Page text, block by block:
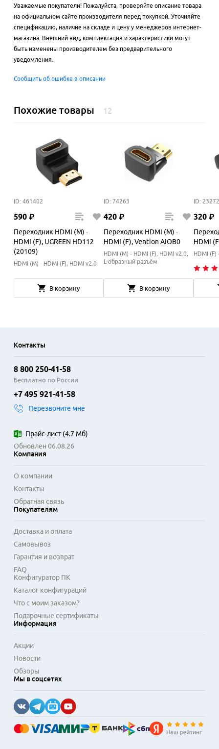
Уважаемые покупатели! Пожалуйста, проверяйте описание товара
на официальном сайте производителя перед покупкой. Уточняйте
спецификацию, наличие на складе и цену у менеджеров интернет-
магазина. Внешний вид, комплектация и характеристики могут
быть изменены производителем без предварительного
уведомления.
Сообщить об ошибке в описании
Похожие товары 12
ID: 461402
590 ₽
Переходник HDMI (M) -
HDMI (F), UGREEN HD112
(20109)
HDMI (M) - HDMI (F), HDMI v2.0
В корзину
ID: 74263
420 ₽
Переходник HDMI (M) -
HDMI (F), Vention AIOB0
HDMI (M) - HDMI (F), HDMI v2.0,
L-образный разъём
В корзину
ID:
320 ₽
HDMI
HDMI (F)
Контакты
8 800 250-41-58
Бесплатно по России
+7 495 921-41-58
Перезвоните мне
Прайс-лист(4.7 Мб)
Обновлен 06.08.26
Компания
О компании
Контакты
Обратная связь
Покупателям
Доставка и оплата
Самовывоз
Гарантия и возврат
FAQ
Конфигуратор ПК
Каталог конфигураций
Что с моим заказом?
Подарочные сертификаты
Информация
Акции
Новости
Обзоры
Мы в соцсетях